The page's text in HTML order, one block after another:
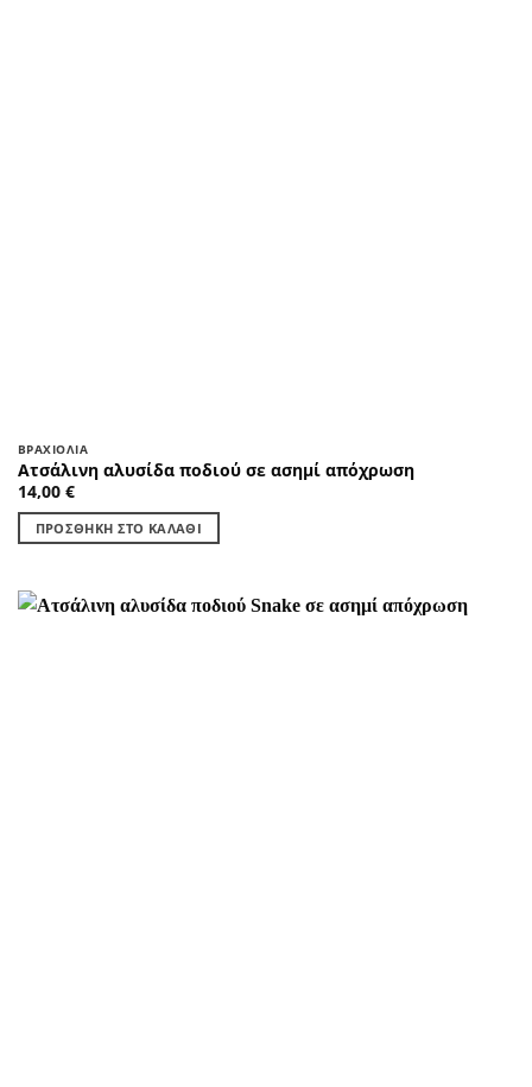
ΒΡΑΧΙΌΛΙΑ
Ατσάλινη αλυσίδα ποδιού σε ασημί απόχρωση
14,00 €
ΠΡΟΣΘΉΚΗ ΣΤΟ ΚΑΛΆΘΙ